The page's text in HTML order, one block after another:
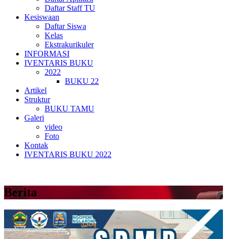
Daftar Staff TU
Kesiswaan
Daftar Siswa
Kelas
Ekstrakurikuler
INFORMASI
IVENTARIS BUKU
2022
BUKU 22
Artikel
Struktur
BUKU TAMU
Galeri
video
Foto
Kontak
IVENTARIS BUKU 2022
Berita